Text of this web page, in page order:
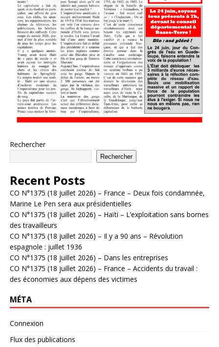
Rechercher
Rechercher
Recent Posts
CO N°1375 (18 juillet 2026) – France – Deux fois condamnée,
Marine Le Pen sera aux présidentielles
CO N°1375 (18 juillet 2026) – Haïti – L’exploitation sans bornes
des travailleurs
CO N°1375 (18 juillet 2026) – Il y a 90 ans – Révolution
espagnole : juillet 1936
CO N°1375 (18 juillet 2026) – Dans les entreprises
CO N°1375 (18 juillet 2026) – France – Accidents du travail :
des économies aux dépens des victimes
MÉTA
Connexion
Flux des publications